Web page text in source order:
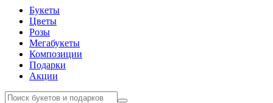
Букеты
Цветы
Розы
Мегабукеты
Композиции
Подарки
Акции